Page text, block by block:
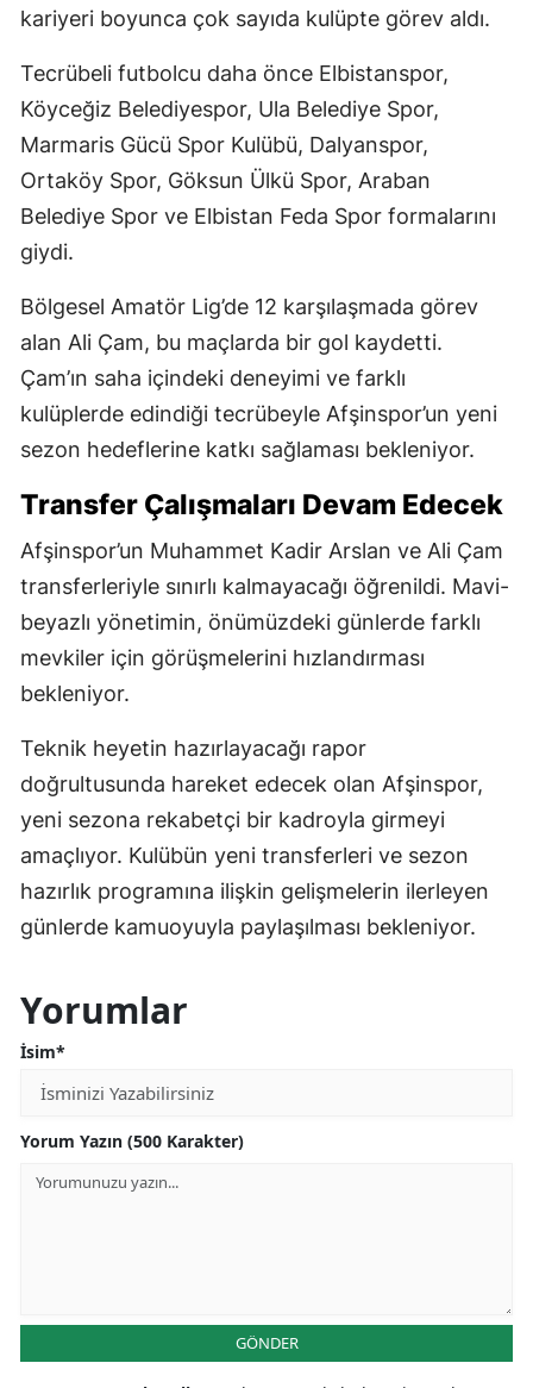
kariyeri boyunca çok sayıda kulüpte görev aldı.
Tecrübeli futbolcu daha önce Elbistanspor,
Köyceğiz Belediyespor, Ula Belediye Spor,
Marmaris Gücü Spor Kulübü, Dalyanspor,
Ortaköy Spor, Göksun Ülkü Spor, Araban
Belediye Spor ve Elbistan Feda Spor formalarını
giydi.
Bölgesel Amatör Lig’de 12 karşılaşmada görev
alan Ali Çam, bu maçlarda bir gol kaydetti.
Çam’ın saha içindeki deneyimi ve farklı
kulüplerde edindiği tecrübeyle Afşinspor’un yeni
sezon hedeflerine katkı sağlaması bekleniyor.
Transfer Çalışmaları Devam Edecek
Afşinspor’un Muhammet Kadir Arslan ve Ali Çam
transferleriyle sınırlı kalmayacağı öğrenildi. Mavi-
beyazlı yönetimin, önümüzdeki günlerde farklı
mevkiler için görüşmelerini hızlandırması
bekleniyor.
Teknik heyetin hazırlayacağı rapor
doğrultusunda hareket edecek olan Afşinspor,
yeni sezona rekabetçi bir kadroyla girmeyi
amaçlıyor. Kulübün yeni transferleri ve sezon
hazırlık programına ilişkin gelişmelerin ilerleyen
günlerde kamuoyuyla paylaşılması bekleniyor.
Yorumlar
İsim*
Yorum Yazın (500 Karakter)
GÖNDER